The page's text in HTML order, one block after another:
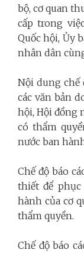
bộ, cơ quan
cấp trong
Quốc hội, Ủy
nhân dân
Nội dung chế
các văn bản
hội, Hội đồng
có thẩm
nước ban
Chế độ báo
thiết để phục
hành của cơ
thẩm quyền.
Chế độ báo